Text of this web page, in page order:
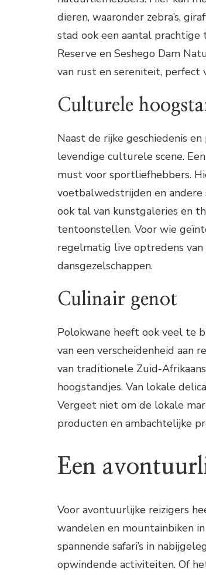
dieren, waaronder zebra’s,
stad ook een aantal
Reserve en Seshego Dam
van rust en sereniteit, perfect
Culturele
Naast de rijke geschiedenis
levendige culturele scene.
must voor sportliefhebbers.
voetbalwedstrijden en andere
ook tal van kunstgaleries en
tentoonstellen. Voor wie
regelmatig live optredens
dansgezelschappen.
Culinair genot
Polokwane heeft ook veel te
van een verscheidenheid aan
van traditionele Zuid-
hoogstandjes. Van lokale
Vergeet niet om de lokale
producten en ambachtelijke
Een
Voor avontuurlijke reizigers
wandelen en mountainbiken
spannende safari’s in
opwindende activiteiten. Of